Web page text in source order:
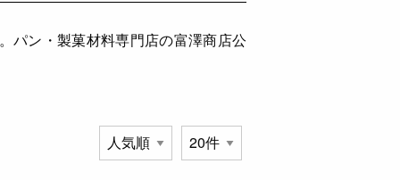
パン・製菓材料専門店の富澤商店公